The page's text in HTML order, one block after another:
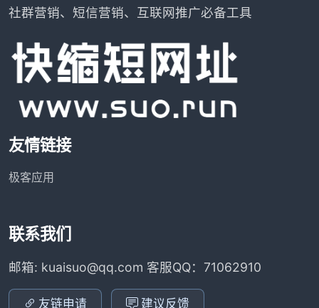
社群营销、短信营销、互联网推广必备工具
友情链接
极客应用
联系我们
邮箱: kuaisuo@qq.com 客服QQ：71062910
友链申请 建议反馈